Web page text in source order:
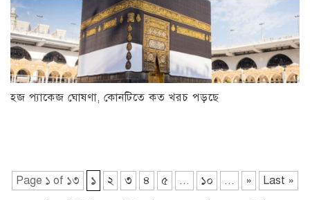
হজ প্যাকেজ ঘোষণা, কোনটিতে কত খরচ পড়ছে
Page ১ of ১৩ ১ ২ ৩ ৪ ৫ ... ১০ ... » Last »